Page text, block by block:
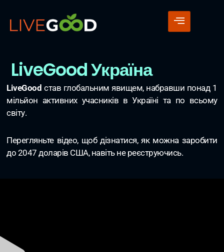
LiveGood Україна
LiveGood став глобальним явищем, набравши понад 1
мільйон активних учасників в Україні та по всьому
світу.
Перегляньте відео, щоб дізнатися, як можна заробити
до 2047 доларів США, навіть не реєструючись.